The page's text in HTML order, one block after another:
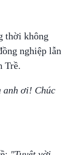
thời không
nghiệp lẫn
Trề.
anh ơi! Chúc